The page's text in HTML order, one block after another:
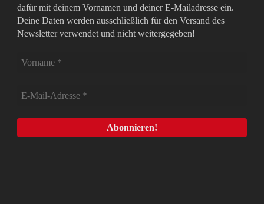
dafür mit deinem Vornamen und deiner E-Mailadresse ein.
Deine Daten werden ausschließlich für den Versand des
Newsletter verwendet und nicht weitergegeben!